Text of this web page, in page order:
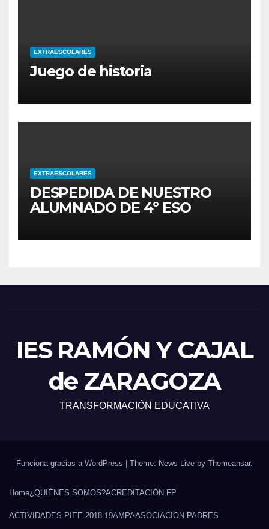
EXTRAESCOLARES
Juego de historia
EXTRAESCOLARES
DESPEDIDA DE NUESTRO
ALUMNADO DE 4º ESO
IES RAMÓN Y CAJAL
de ZARAGOZA
TRANSFORMACIÓN EDUCATIVA
Funciona gracias a WordPress Theme: News Live by Themeansar.
Home¿QUIÉNES SOMOS?ACREDITACIÓN FP
ACTIVIDADES PIEE 2018-19AMPAASOCIACION PADRES